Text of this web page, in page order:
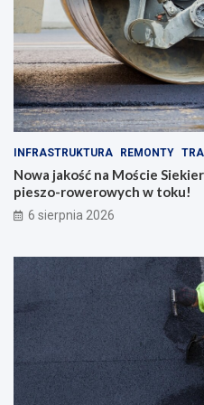
INFRASTRUKTURA REMONTY
Nowa jakość na Moście
pieszo-rowerowych w toku!
6 sierpnia 2026